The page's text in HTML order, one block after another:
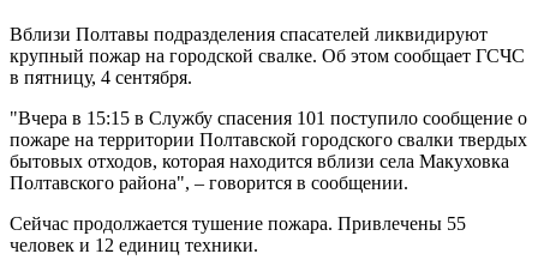
Вблизи Полтавы подразделения спасателей ликвидируют
крупный пожар на городской свалке. Об этом сообщает ГСЧС
в пятницу, 4 сентября.
"Вчера в 15:15 в Службу спасения 101 поступило сообщение о
пожаре на территории Полтавской городского свалки твердых
бытовых отходов, которая находится вблизи села Макуховка
Полтавского района", – говорится в сообщении.
Сейчас продолжается тушение пожара. Привлечены 55
человек и 12 единиц техники.